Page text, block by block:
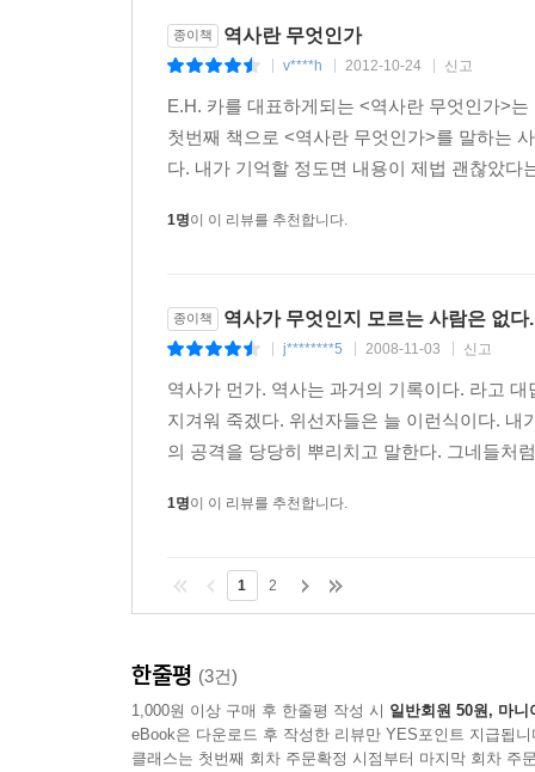
종이책 역사란 무엇인가
v****h 2012-10-24 신고
E.H. 카를 대표하게되는 <역사란 무엇인가>
첫번째 책으로 <역사란 무엇인가>를 말하는
다. 내가 기억할 정도면 내용이 제법 괜찮았
1명이 이 리뷰를 추천합니다.
종이책 역사가 무엇인지 모르는 사람은 없다.
j********5 2008-11-03 신고
역사가 먼가. 역사는 과거의 기록이다. 라고
지겨워 죽겠다. 위선자들은 늘 이런식이다.
의 공격을 당당히 뿌리치고 말한다. 그네들처
1명이 이 리뷰를 추천합니다.
1 2
한줄평 (3건)
1,000원 이상 구매 후 한줄평 작성 시 일반회원 50원, 마니
eBook은 다운로드 후 작성한 리뷰만 YES포인트 지급됩니
클래스는 첫번째 회차 주문확정 시점부터 마지막 회차 주